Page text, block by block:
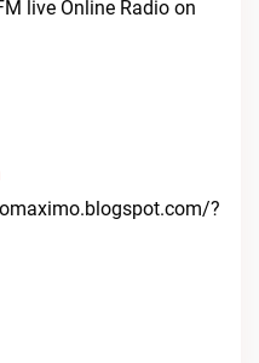
live Online Radio on
?